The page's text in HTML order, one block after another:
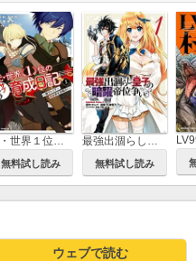
元・世界１位のサブキャラ育成日記 ～廃プレイヤー、異世界を攻略中！～
無料試し読み
最強出涸らし皇子の暗躍帝位争い
無料試し読み
ウェブで読む